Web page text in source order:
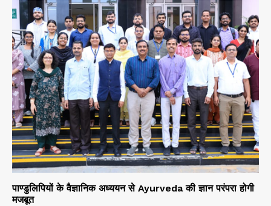
पाण्डुलिपियों के वैज्ञानिक अध्ययन से Ayurveda की ज्ञान परंपरा होगी
मजबूत